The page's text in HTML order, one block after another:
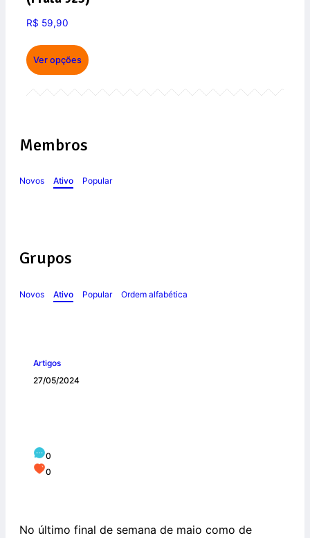
R$ 59,90
Ver opções
Membros
Novos Ativo Popular
Grupos
Novos Ativo Popular Ordem alfabética
Artigos
27/05/2024
0
0
No último final de semana de maio como de